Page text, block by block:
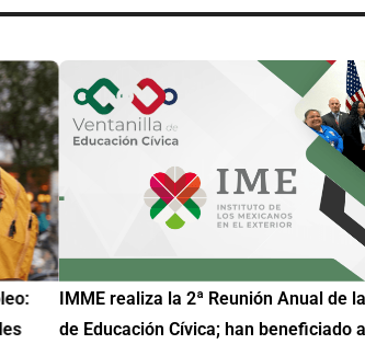
IMME realiza la 2ª Reunión Anual de las
de Educación Cívica; han beneficiado a más